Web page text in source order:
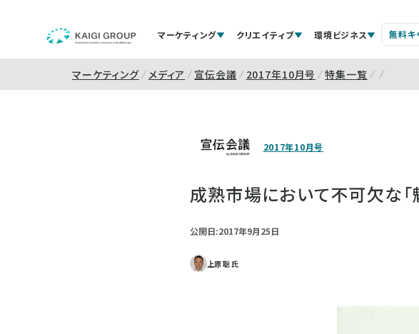
マーケティング クリエイティブ 環境ビジネス 無料キ
マーケティング メディア 宣伝会議 2017年10月号 特集一覧
2017年10月号
成熟市場において不可欠な
公開日:2017年9月25日
上原 聡 氏